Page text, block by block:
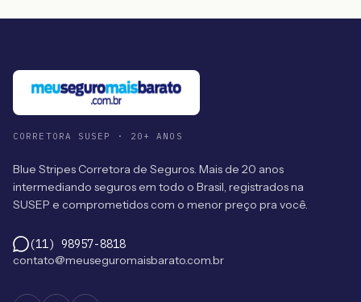
CORRETORA SUSEP · 20+ ANOS
Blue Stripes Corretora de Seguros. Mais de 20 anos
intermediando seguros em todo o Brasil, registrados na
SUSEP e comprometidos com o menor preço pra você.
(11) 98957-8818
contato@meuseguromaisbarato.com.br